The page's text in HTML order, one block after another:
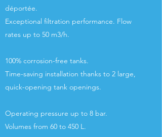
déportée.
Exceptional filtration performance. Flow
rates up to 50 m3/h.
100% corrosion-free tanks.
Time-saving installation thanks to 2 large,
quick-opening tank openings.
Operating pressure up to 8 bar.
Volumes from 60 to 450 L.